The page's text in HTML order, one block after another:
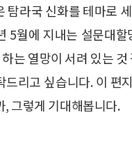
탐라국 신화를 테마로
5월에 지내는 설문대할
는 열망이 서려 있는
리고 싶습니다. 이 편
그렇게 기대해봅니다.